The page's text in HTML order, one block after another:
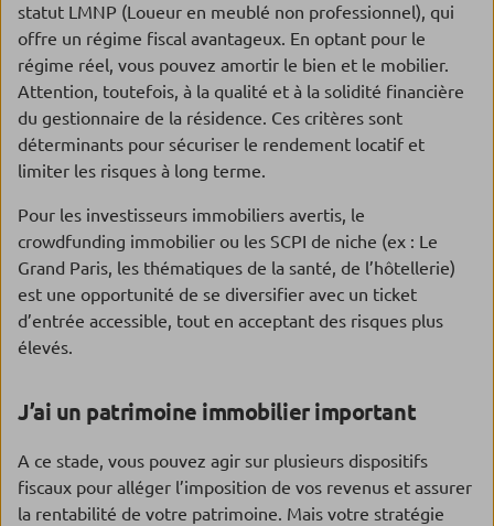
statut LMNP (Loueur en meublé non professionnel), qui
offre un régime fiscal avantageux. En optant pour le
régime réel, vous pouvez amortir le bien et le mobilier.
Attention, toutefois, à la qualité et à la solidité financière
du gestionnaire de la résidence. Ces critères sont
déterminants pour sécuriser le rendement locatif et
limiter les risques à long terme.
Pour les investisseurs immobiliers avertis, le
crowdfunding immobilier ou les SCPI de niche (ex : Le
Grand Paris, les thématiques de la santé, de l’hôtellerie)
est une opportunité de se diversifier avec un ticket
d’entrée accessible, tout en acceptant des risques plus
élevés.
J’ai un patrimoine immobilier important
A ce stade, vous pouvez agir sur plusieurs dispositifs
fiscaux pour alléger l’imposition de vos revenus et assurer
la rentabilité de votre patrimoine. Mais votre stratégie